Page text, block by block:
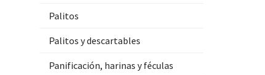
Palitos
Palitos y descartables
Panificación, harinas y féculas